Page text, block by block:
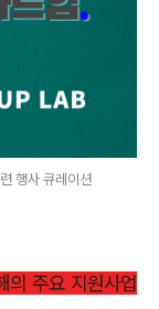
행사 큐레이션
의 주요 지원사업